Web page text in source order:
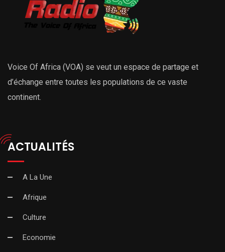
Voice Of Africa (VOA) se veut un espace de partage et
d’échange entre toutes les populations de ce vaste
continent.
ACTUALITÉS
A La Une
Afrique
Culture
Economie